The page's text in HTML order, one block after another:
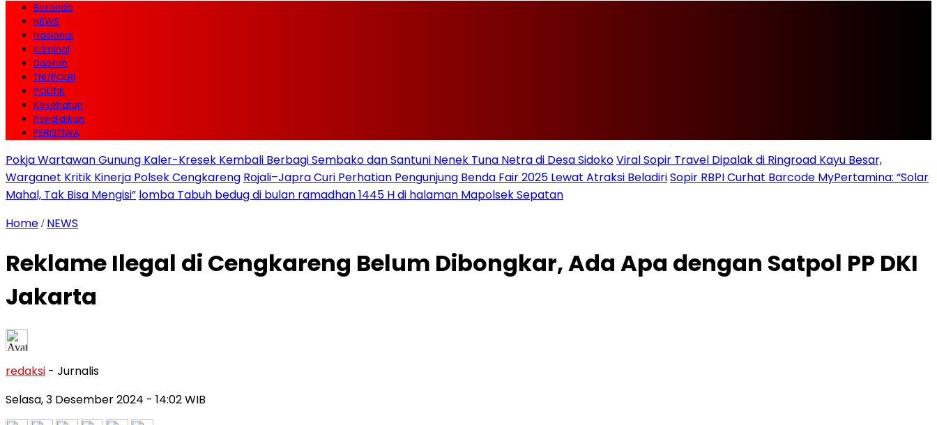
Beranda
NEWS
Nasional
Kriminal
Daerah
TNI/POLRI
POLITIK
Kesehatan
Pendidikan
PERISTIWA
Pokja Wartawan Gunung Kaler-Kresek Kembali Berbagi Sembako dan Santuni Nenek Tuna Netra di Desa SidokoViral Sopir Travel Dipalak di Ringroad Kayu Besar,
Warganet Kritik Kinerja Polsek Cengkareng Rojali–Japra Curi Perhatian Pengunjung Benda Fair 2025 Lewat Atraksi BeladiriSopir RBPI Curhat Barcode MyPertamina: “Solar
Mahal, Tak Bisa Mengisi” lomba Tabuh bedug di bulan ramadhan 1445 H di halaman Mapolsek Sepatan
Home / NEWS
Reklame Ilegal di Cengkareng Belum Dibongkar, Ada Apa dengan Satpol PP DKI
Jakarta
redaksi - Jurnalis
Selasa, 3 Desember 2024 - 14:02 WIB